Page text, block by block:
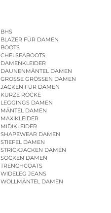
BHS
BLAZER FÜR DAMEN
BOOTS
CHELSEABOOTS
DAMENKLEIDER
DAUNENMÄNTEL DAMEN
GROSSE GRÖSSEN DAMEN
JACKEN FÜR DAMEN
KURZE RÖCKE
LEGGINGS DAMEN
MÄNTEL DAMEN
MAXIKLEIDER
MIDIKLEIDER
SHAPEWEAR DAMEN
STIEFEL DAMEN
STRICKJACKEN DAMEN
SOCKEN DAMEN
TRENCHCOATS
WIDELEG JEANS
WOLLMÄNTEL DAMEN